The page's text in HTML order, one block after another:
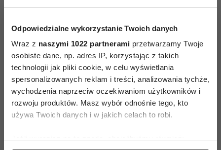
Odpowiedzialne wykorzystanie Twoich danych
Wraz z naszymi 1022 partnerami przetwarzamy Twoje
osobiste dane, np. adres IP, korzystając z takich
technologii jak pliki cookie, w celu wyświetlania
spersonalizowanych reklam i treści, analizowania tychże,
wychodzenia naprzeciw oczekiwaniom użytkowników i
rozwoju produktów. Masz wybór odnośnie tego, kto
używa Twoich danych i w jakich celach to robi.
pomysłowi, aby sztuczna inteligencja mogła
Czytaj także